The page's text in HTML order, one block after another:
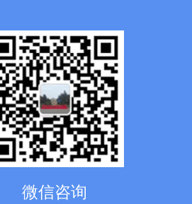
微信咨询